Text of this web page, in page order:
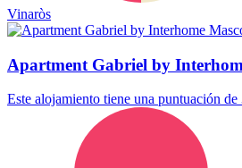
Vinaròs
Apartment Gabriel by
Este alojamiento tiene una puntuación de